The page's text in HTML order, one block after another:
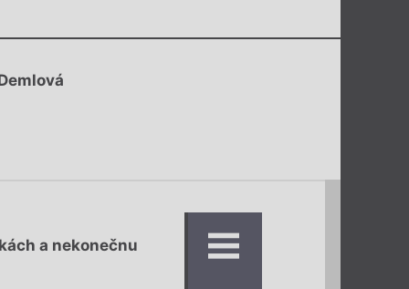
a nekonečnu